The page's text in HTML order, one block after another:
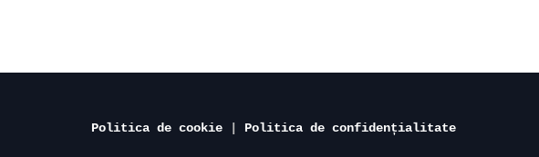
Politica de cookie Politica de confidențialitate